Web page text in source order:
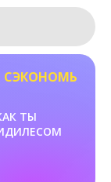
Leaflet
СЭКОНОМЬ
ТЫ